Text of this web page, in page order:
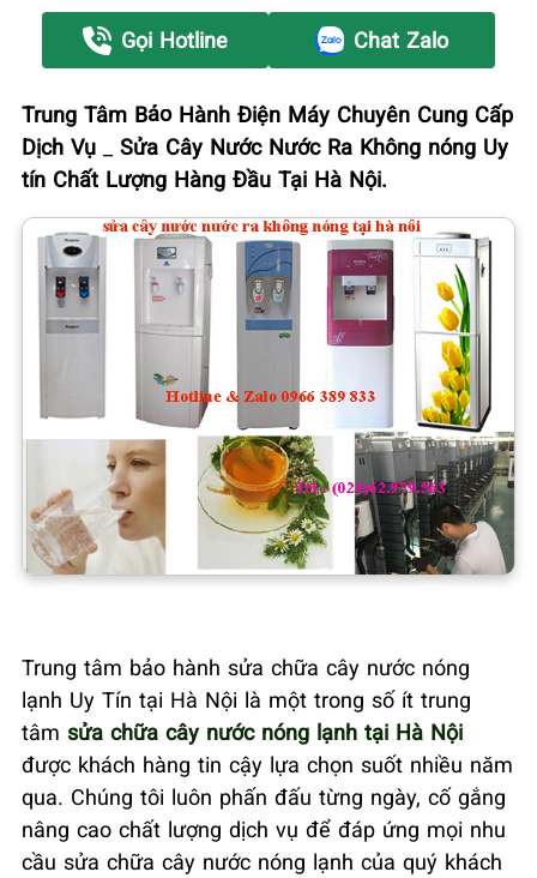
Gọi Hotline Chat Zalo
Trung Tâm Bảo Hành Điện Máy Chuyên Cung Cấp
Dịch Vụ
Sửa Cây Nước Nước Ra Không nóng Uy
tín Chất Lượng Hàng Đầu Tại Hà Nội.
Trung tâm bảo hành sửa chữa cây nước nóng
lạnh Uy Tín tại Hà Nội là một trong số ít trung
tâm sửa chữa cây nước nóng lạnh tại Hà Nội
được khách hàng tin cậy lựa chọn suốt nhiều năm
qua. Chúng tôi luôn phấn đấu từng ngày, cố gắng
nâng cao chất lượng dịch vụ để đáp ứng mọi nhu
cầu sửa chữa cây nước nóng lạnh của quý khách